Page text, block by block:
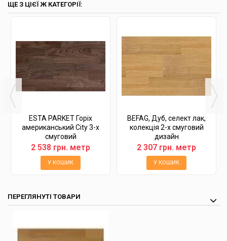
ЩЕ З ЦІЄЇ Ж КАТЕГОРІЇ:
ESTA PARKET Горіх
американський City 3-х
смуговий
2 538 грн. метр
У КОШИК
BEFAG, Дуб, селект лак,
колекція 2-х смуговий
дизайн
2 307 грн. метр
У КОШИК
ПЕРЕГЛЯНУТІ ТОВАРИ